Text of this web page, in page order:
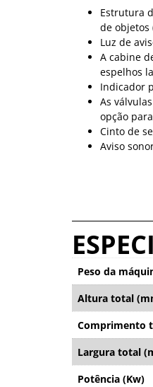
Estrutura
de objetos
Luz de
A cabine
espelhos
Indicador
As
opção
Cinto de
Aviso
Peso da
Altura total
Comprimento
Largura total
Potência (Kw)